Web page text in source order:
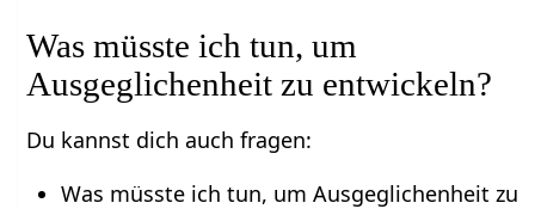
Was müsste ich tun, um
Ausgeglichenheit zu entwickeln?
Du kannst dich auch fragen:
Was müsste ich tun, um Ausgeglichenheit zu